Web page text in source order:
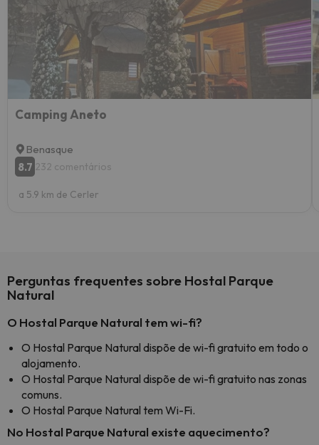
Camping Aneto
Benasque
8.7 232 comentários
a 5.9 km de Cerler
Perguntas frequentes sobre Hostal Parque
Natural
O Hostal Parque Natural tem wi-fi?
O Hostal Parque Natural dispõe de wi-fi gratuito em todo o
alojamento.
O Hostal Parque Natural dispõe de wi-fi gratuito nas zonas
comuns.
O Hostal Parque Natural tem Wi-Fi.
No Hostal Parque Natural existe aquecimento?